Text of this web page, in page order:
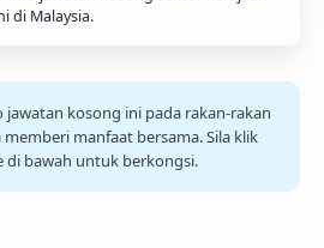
di Malaysia.
jawatan kosong ini pada rakan-rakan
manfaat bersama. Sila klik
di bawah untuk berkongsi.